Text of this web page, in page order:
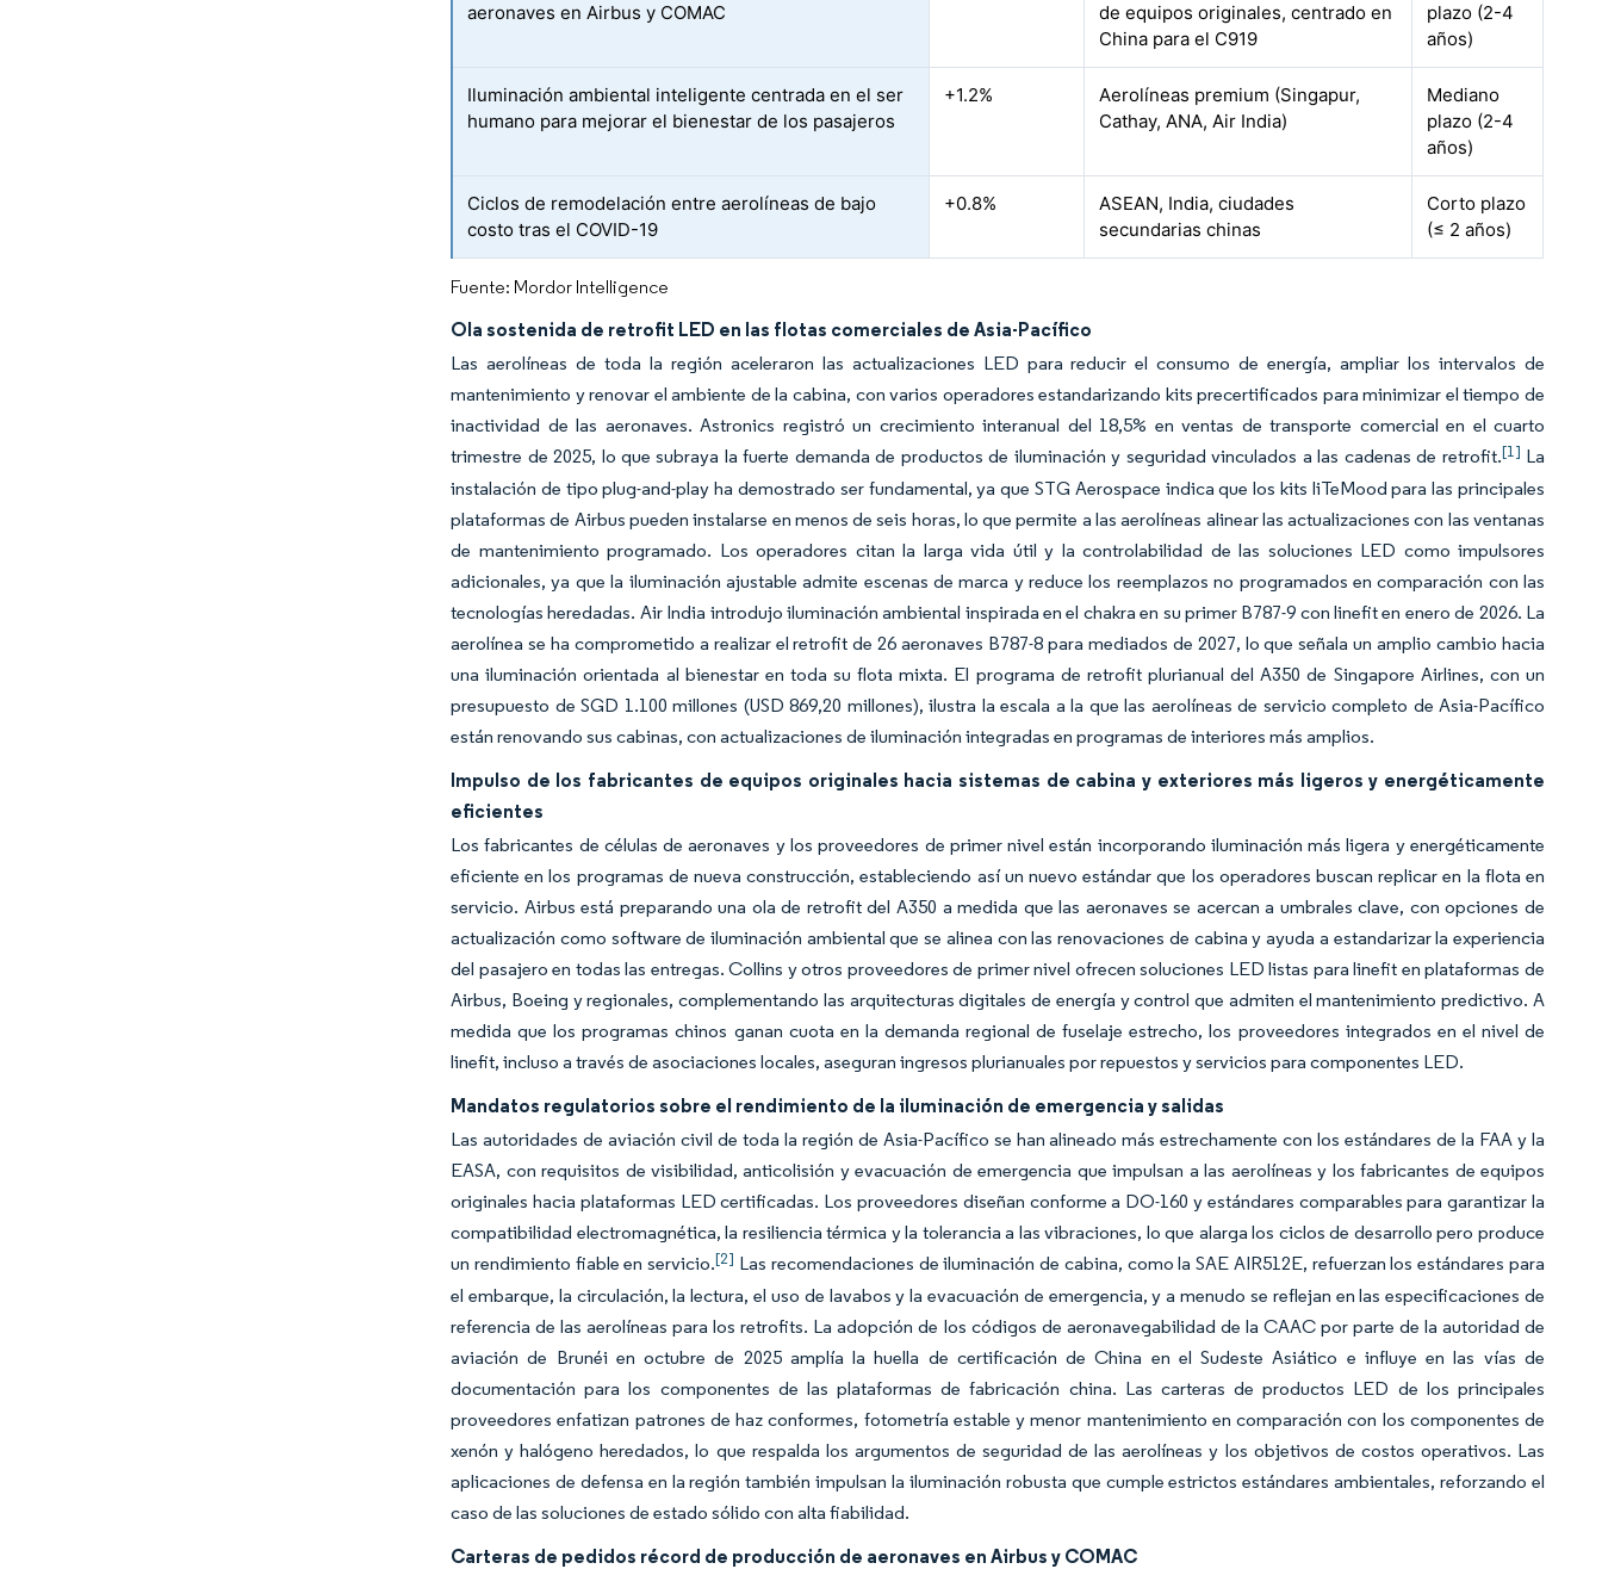
aeronaves en Airbus y COMAC
de equipos originales, centrado en
China para el C919
plazo (2-4
años)
Iluminación ambiental inteligente centrada en el ser
humano para mejorar el bienestar de los pasajeros
+1.2%
Aerolíneas premium (Singapur,
Cathay, ANA, Air India)
Mediano
plazo (2-4
años)
Ciclos de remodelación entre aerolíneas de bajo
costo tras el COVID-19
+0.8%
ASEAN, India, ciudades
secundarias chinas
Corto plazo
(≤ 2 años)
Fuente: Mordor Intelligence
Ola sostenida de retrofit LED en las flotas comerciales de Asia-Pacífico
Las aerolíneas de toda la región aceleraron las actualizaciones LED para reducir el consumo de energía, ampliar los intervalos de
mantenimiento y renovar el ambiente de la cabina, con varios operadores estandarizando kits precertificados para minimizar el tiempo de
inactividad de las aeronaves. Astronics registró un crecimiento interanual del 18,5% en ventas de transporte comercial en el cuarto
trimestre de 2025, lo que subraya la fuerte demanda de productos de iluminación y seguridad vinculados a las cadenas de retrofit.[1] La
instalación de tipo plug-and-play ha demostrado ser fundamental, ya que STG Aerospace indica que los kits liTeMood para las principales
plataformas de Airbus pueden instalarse en menos de seis horas, lo que permite a las aerolíneas alinear las actualizaciones con las ventanas
de mantenimiento programado. Los operadores citan la larga vida útil y la controlabilidad de las soluciones LED como impulsores
adicionales, ya que la iluminación ajustable admite escenas de marca y reduce los reemplazos no programados en comparación con las
tecnologías heredadas. Air India introdujo iluminación ambiental inspirada en el chakra en su primer B787-9 con linefit en enero de 2026. La
aerolínea se ha comprometido a realizar el retrofit de 26 aeronaves B787-8 para mediados de 2027, lo que señala un amplio cambio hacia
una iluminación orientada al bienestar en toda su flota mixta. El programa de retrofit plurianual del A350 de Singapore Airlines, con un
presupuesto de SGD 1.100 millones (USD 869,20 millones), ilustra la escala a la que las aerolíneas de servicio completo de Asia-Pacífico
están renovando sus cabinas, con actualizaciones de iluminación integradas en programas de interiores más amplios.
Impulso de los fabricantes de equipos originales hacia sistemas de cabina y exteriores más ligeros y energéticamente
eficientes
Los fabricantes de células de aeronaves y los proveedores de primer nivel están incorporando iluminación más ligera y energéticamente
eficiente en los programas de nueva construcción, estableciendo así un nuevo estándar que los operadores buscan replicar en la flota en
servicio. Airbus está preparando una ola de retrofit del A350 a medida que las aeronaves se acercan a umbrales clave, con opciones de
actualización como software de iluminación ambiental que se alinea con las renovaciones de cabina y ayuda a estandarizar la experiencia
del pasajero en todas las entregas. Collins y otros proveedores de primer nivel ofrecen soluciones LED listas para linefit en plataformas de
Airbus, Boeing y regionales, complementando las arquitecturas digitales de energía y control que admiten el mantenimiento predictivo. A
medida que los programas chinos ganan cuota en la demanda regional de fuselaje estrecho, los proveedores integrados en el nivel de
linefit, incluso a través de asociaciones locales, aseguran ingresos plurianuales por repuestos y servicios para componentes LED.
Mandatos regulatorios sobre el rendimiento de la iluminación de emergencia y salidas
Las autoridades de aviación civil de toda la región de Asia-Pacífico se han alineado más estrechamente con los estándares de la FAA y la
EASA, con requisitos de visibilidad, anticolisión y evacuación de emergencia que impulsan a las aerolíneas y los fabricantes de equipos
originales hacia plataformas LED certificadas. Los proveedores diseñan conforme a DO-160 y estándares comparables para garantizar la
compatibilidad electromagnética, la resiliencia térmica y la tolerancia a las vibraciones, lo que alarga los ciclos de desarrollo pero produce
un rendimiento fiable en servicio.[2] Las recomendaciones de iluminación de cabina, como la SAE AIR512E, refuerzan los estándares para
el embarque, la circulación, la lectura, el uso de lavabos y la evacuación de emergencia, y a menudo se reflejan en las especificaciones de
referencia de las aerolíneas para los retrofits. La adopción de los códigos de aeronavegabilidad de la CAAC por parte de la autoridad de
aviación de Brunéi en octubre de 2025 amplía la huella de certificación de China en el Sudeste Asiático e influye en las vías de
documentación para los componentes de las plataformas de fabricación china. Las carteras de productos LED de los principales
proveedores enfatizan patrones de haz conformes, fotometría estable y menor mantenimiento en comparación con los componentes de
xenón y halógeno heredados, lo que respalda los argumentos de seguridad de las aerolíneas y los objetivos de costos operativos. Las
aplicaciones de defensa en la región también impulsan la iluminación robusta que cumple estrictos estándares ambientales, reforzando el
caso de las soluciones de estado sólido con alta fiabilidad.
Carteras de pedidos récord de producción de aeronaves en Airbus y COMAC